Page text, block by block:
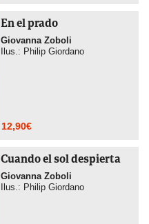
En el prado
Giovanna Zoboli
Ilus.: Philip Giordano
12,90€
Cuando el sol despierta
Giovanna Zoboli
Ilus.: Philip Giordano